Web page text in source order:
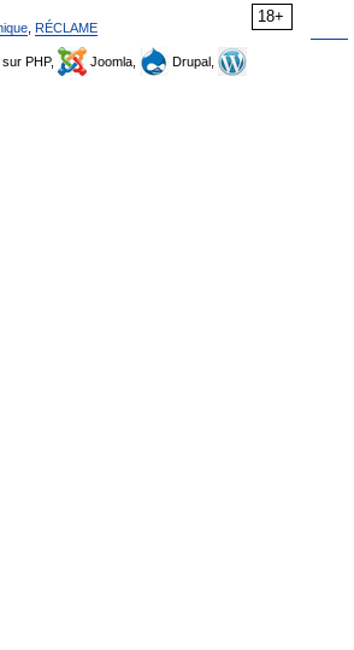
18+
RÉCLAME
sur PHP, Joomla,
Drupal,